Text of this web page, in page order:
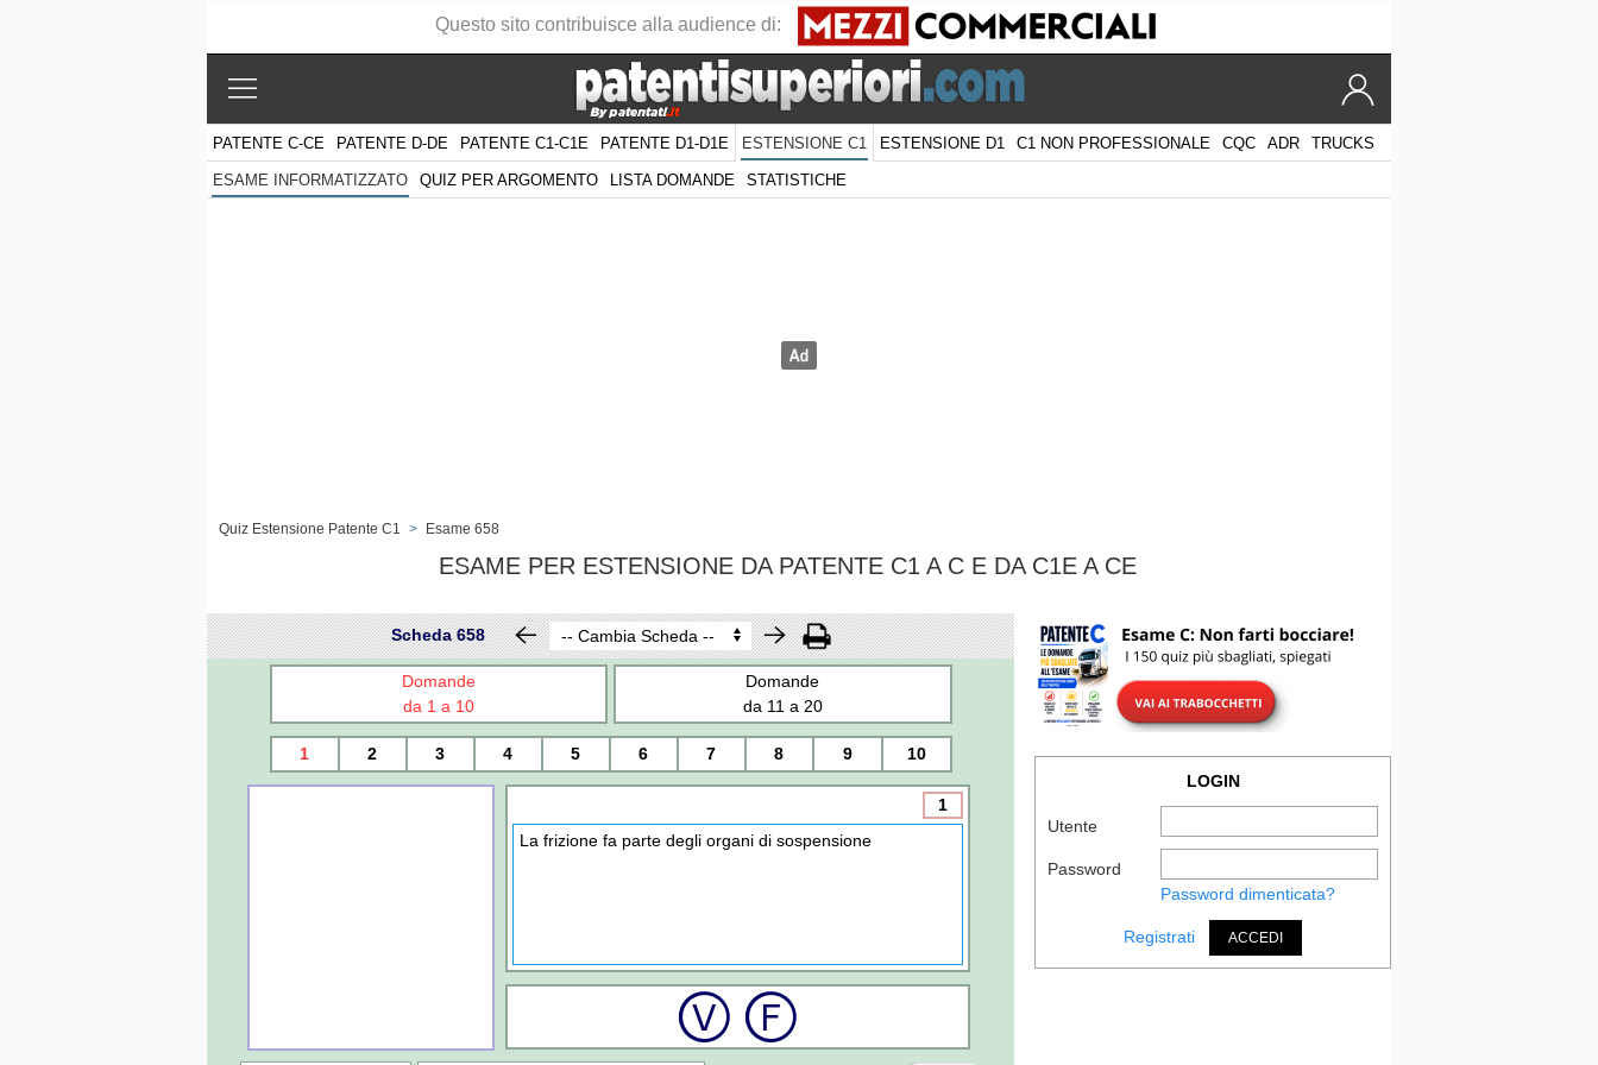
PATENTE C-CE PATENTE D-DE PATENTE C1-C1E PATENTE D1-D1E ESTENSIONE C1 ESTENSIONE D1 C1 NON PROFESSIONALE CQC ADR TRUCKS
ESAME INFORMATIZZATO QUIZ PER ARGOMENTO LISTA DOMANDE STATISTICHE
Quiz Estensione Patente C1 > Esame 658
ESAME PER ESTENSIONE DA PATENTE C1 A C E DA C1E A CE
Scheda 658
Domande
da 1 a 10
Domande
da 11 a 20
1 2 3 4 5 6 7 8 9 10
1
La frizione fa parte degli organi di sospensione
LOGIN
Utente
Password
Password dimenticata?
Registrati ACCEDI
Questo sito contribuisce alla audience di: